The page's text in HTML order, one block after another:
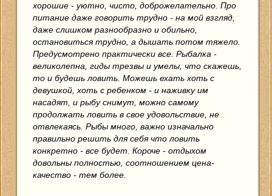
хорошие - уютно, чисто, доброжелательно. Про
питание даже говорить трудно - на мой взгляд,
даже слишком разнообразно и обильно,
остановиться трудно, а дышать потом тяжело.
Предусмотрено практически все. Рыбалка -
великолепна, гиды трезвы и умелы, что скажешь,
то и будешь ловить. Можешь ехать хоть с
девушкой, хоть с ребенком - и наживку им
насадят, и рыбу снимут, можно самому
продолжать ловить в свое удовольствие, не
отвлекаясь. Рыбы много, важно изначально
правильно решить для себя что ловить
конкретно - все будет. Короче - отдыхом
довольны полностью, соотношением цена-
качество - тем более.